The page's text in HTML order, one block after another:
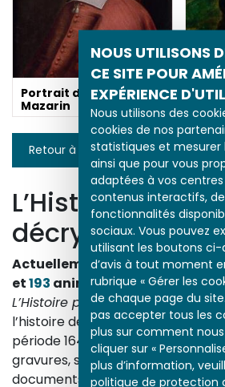
NOUS UTILISONS
CE SITE POUR
EXPÉRIENCE
Nous utilisons des
cookies de nos
statistiques et mesurer
ainsi que pour vous
adaptées à vos
contenus interactifs,
fonctionnalités
sociaux. Vous pouvez
utilisant les boutons
d’avis à tout moment
rubrique « Gérer les
de chaque page du
pas accepter tous les
plus sur comment
cliquer sur «
plus d’information,
politique de protection
Portrait du cardinal
Mazarin
la
Retour à la liste
L’Histoire par
décrypte
Actuellement en ligne3153
et193 animations.
L’Histoire par l’imageexplore les
l’histoire de France et les
période 1643-1945. À travers des
gravures, sculptures,
documents d’archives, nos